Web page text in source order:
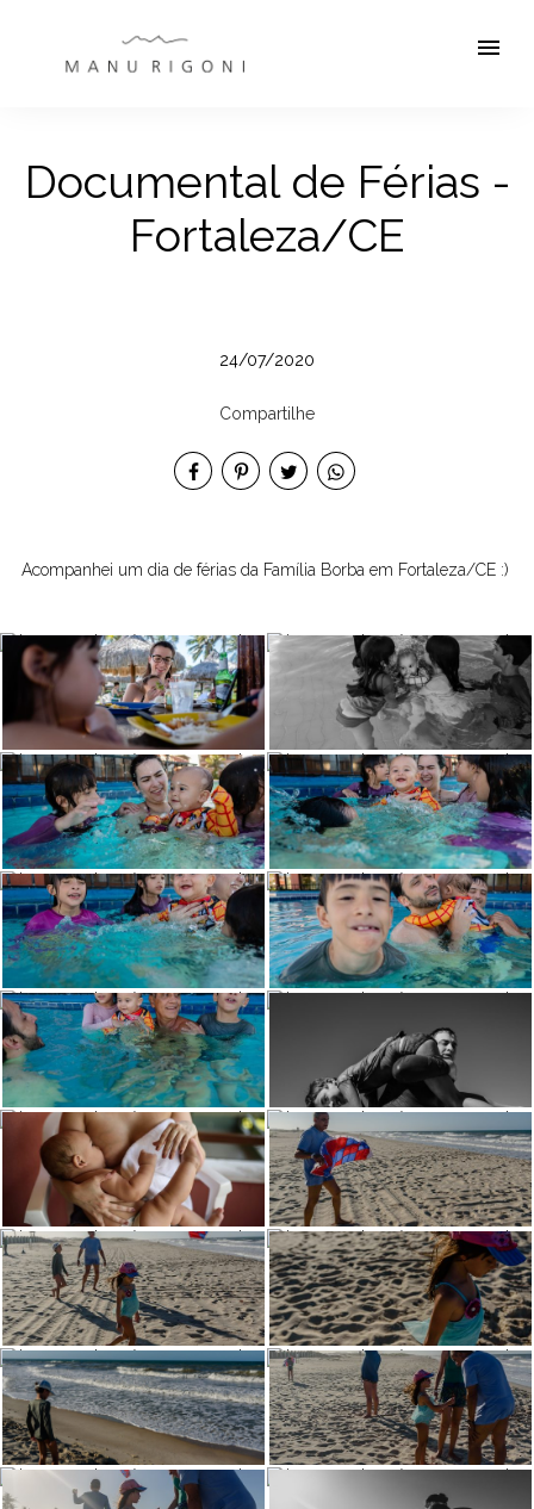
menu
Documental de Férias -
Fortaleza/CE
24/07/2020
Compartilhe
Acompanhei um dia de férias da Família Borba em Fortaleza/CE :)